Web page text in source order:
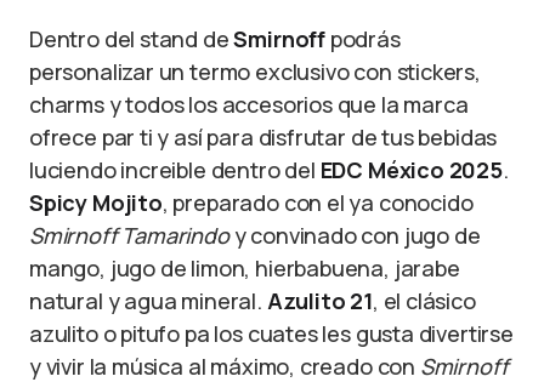
Dentro del stand deSmirnoffpodrás
personalizar un termo exclusivo con stickers,
charms y todos los accesorios que la marca
ofrece par ti y así para disfrutar de tus bebidas
luciendo increible dentro del EDC México 2025.
Spicy Mojito, preparado con el ya conocido
Smirnoff Tamarindoy convinado con jugo de
mango, jugo de limon, hierbabuena, jarabe
natural y agua mineral. Azulito 21, el clásico
azulito o pitufo pa los cuates les gusta divertirse
y vivir la música al máximo, creado con Smirnoff